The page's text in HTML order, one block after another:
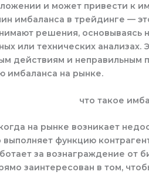
и может привести к
имбаланса в трейдинге —
решения, основываясь
или технических анализах.
действиям и неправильным
имбаланса на рынке.
на рынке возникает
функцию
за вознаграждение от
заинтересован в том,